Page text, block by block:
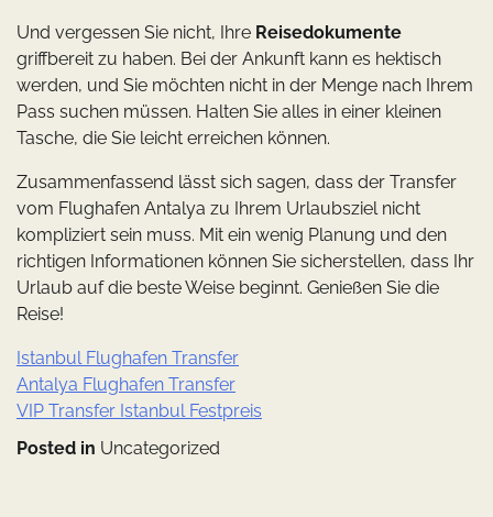
Und vergessen Sie nicht, Ihre Reisedokumente
griffbereit zu haben. Bei der Ankunft kann es hektisch
werden, und Sie möchten nicht in der Menge nach Ihrem
Pass suchen müssen. Halten Sie alles in einer kleinen
Tasche, die Sie leicht erreichen können.
Zusammenfassend lässt sich sagen, dass der Transfer
vom Flughafen Antalya zu Ihrem Urlaubsziel nicht
kompliziert sein muss. Mit ein wenig Planung und den
richtigen Informationen können Sie sicherstellen, dass Ihr
Urlaub auf die beste Weise beginnt. Genießen Sie die
Reise!
Istanbul Flughafen Transfer
Antalya Flughafen Transfer
VIP Transfer Istanbul Festpreis
Posted in Uncategorized